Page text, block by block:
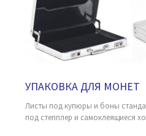
УПАКОВКА ДЛЯ МОНЕТ
Листы под купюры и боны
под степплер и самоклеящиеся